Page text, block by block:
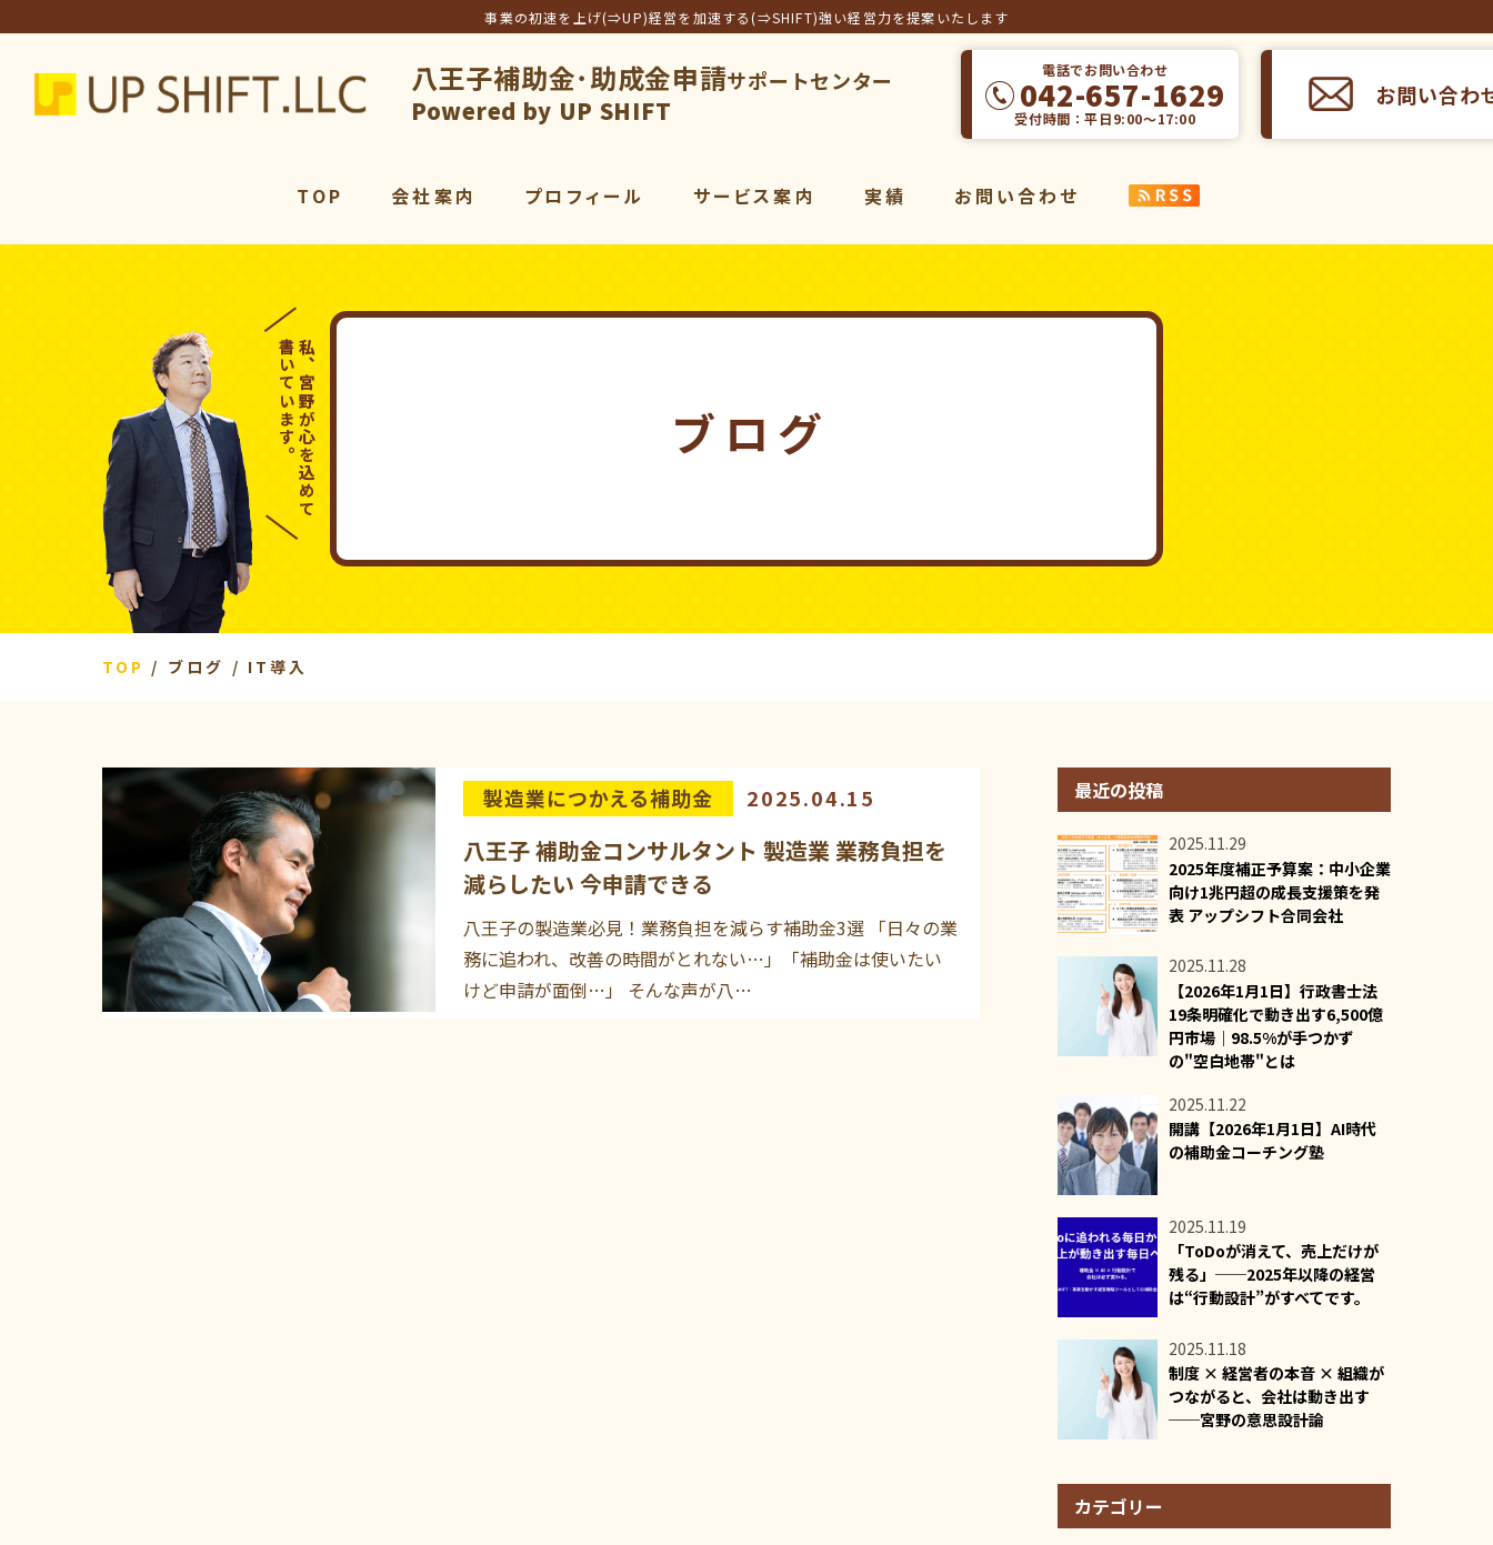
事業の初速を上げ(⇒UP)経営を加速する(⇒SHIFT)強い経営力を提案いたします
アップシフト合同会社
八王子補助金･助成金申請サポートセンター
Powered by UP SHIFT
電話でお問い合わせ
042-657-1629
受付時間：平日9:00～17:00
お問い合わ
TOP 会社案内 プロフィール
サービス案内
サービス一覧
マーケティング
パワーシニア
実績 お問い合わせ
ブログ
TOP ブログ IT導入
製造業につかえる補助金 2025.04.15
八王子 補助金コンサルタント 製造業 業務負担を
減らしたい 今申請できる
八王子の製造業必見！業務負担を減らす補助金3選 「日々の業
務に追われ、改善の時間がとれない…」「補助金は使いたい
けど申請が面倒…」 そんな声が八…
最近の投稿
2025.11.29
2025年度補正予算案：中小企業
向け1兆円超の成長支援策を発
表 アップシフト合同会社
2025.11.28
【2026年1月1日】行政書士法
19条明確化で動き出す6,500億
円市場｜98.5%が手つかず
の"空白地帯"とは
2025.11.22
開講【2026年1月1日】AI時代
の補助金コーチング塾
2025.11.19
「ToDoが消えて、売上だけが
残る」──2025年以降の経営
は“行動設計”がすべてです。
2025.11.18
制度 × 経営者の本音 × 組織が
つながると、会社は動き出す
──宮野の意思設計論
カテゴリー